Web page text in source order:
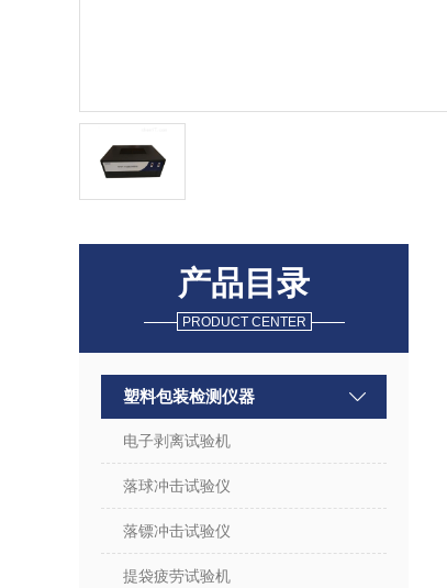
产品目录
PRODUCT CENTER
塑料包装检测仪器
电子剥离试验机
落球冲击试验仪
落镖冲击试验仪
提袋疲劳试验机